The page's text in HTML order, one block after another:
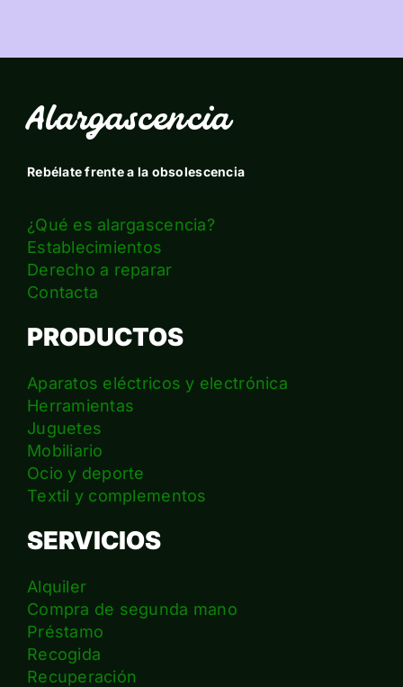
Alargascencia
Rebélate frente a la obsolescencia
¿Qué es alargascencia?
Establecimientos
Derecho a reparar
Contacta
PRODUCTOS
Aparatos eléctricos y electrónica
Herramientas
Juguetes
Mobiliario
Ocio y deporte
Textil y complementos
SERVICIOS
Alquiler
Compra de segunda mano
Préstamo
Recogida
Recuperación